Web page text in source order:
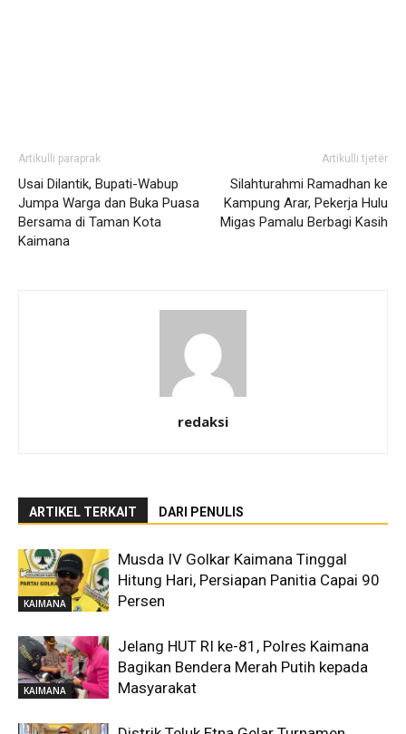
Artikulli paraprak
Usai Dilantik, Bupati-Wabup
Jumpa Warga dan Buka Puasa
Bersama di Taman Kota
Kaimana
Artikulli tjetër
Silahturahmi Ramadhan ke
Kampung Arar, Pekerja Hulu
Migas Pamalu Berbagi Kasih
redaksi
ARTIKEL TERKAIT DARI PENULIS
KAIMANA
Musda IV Golkar Kaimana Tinggal
Hitung Hari, Persiapan Panitia Capai 90
Persen
KAIMANA
Jelang HUT RI ke-81, Polres Kaimana
Bagikan Bendera Merah Putih kepada
Masyarakat